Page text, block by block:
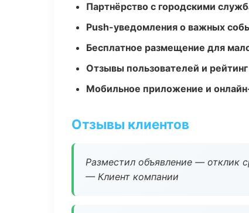
Партнёрство с городскими
Push-уведомления о важных
Бесплатное размещение для
Отзывы пользователей и рейтинг
Мобильное приложение и
Отзывы клиентов
Разместил объявление — отклик
— Клиент компании